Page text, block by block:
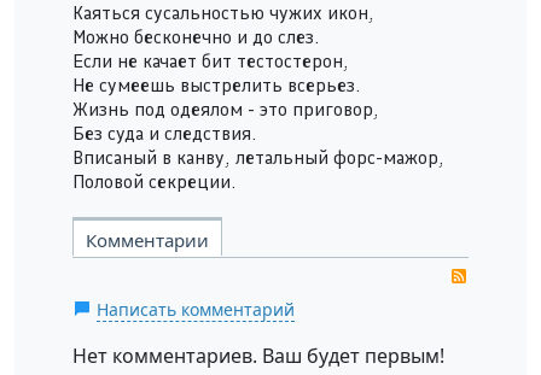
Каяться сусальностью чужих икон,
Можно бесконечно и до слез.
Если не качает бит тестостерон,
Не сумеешь выстрелить всерьез.
Жизнь под одеялом - это приговор,
Без суда и следствия.
Вписаный в канву, летальный форс-мажор,
Половой секреции.
Комментарии
Написать комментарий
Нет комментариев. Ваш будет первым!